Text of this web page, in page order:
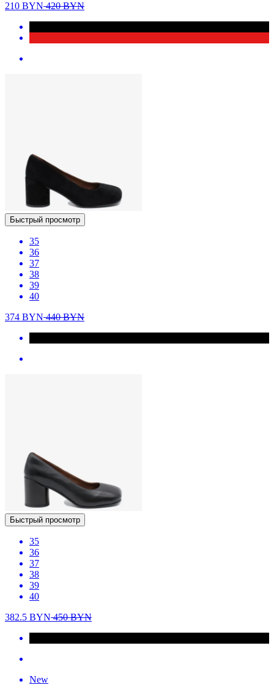
210 BYN420BYN
Быстрый просмотр
35
36
37
38
39
40
374 BYN440BYN
Быстрый просмотр
35
36
37
38
39
40
382.5 BYN450BYN
New